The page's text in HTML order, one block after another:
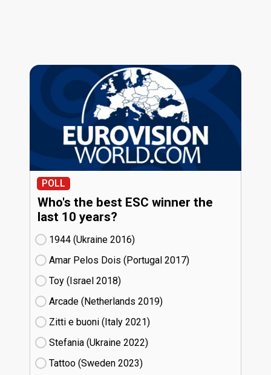
POLL
Who's the best ESC winner the
last 10 years?
1944 (Ukraine
16)
Amar Pelos Dois (Portugal
17)
Toy (Israel
18)
Arcade (Netherlands
19)
Zitti e buoni​ (Italy
21)
Stefania (Ukraine
22)
Tattoo (Sweden
23)